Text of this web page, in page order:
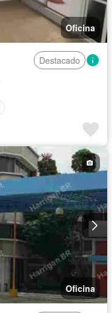
Oficina
Destacado
Oficina